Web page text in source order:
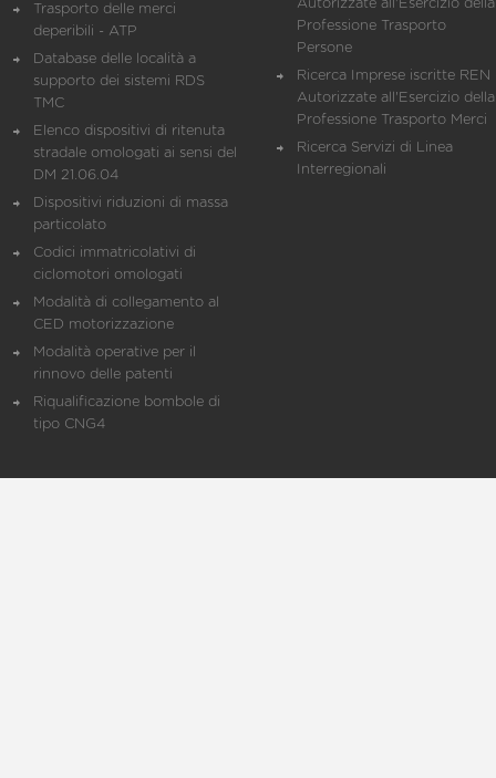
Trasporto delle merci
deperibili - ATP
Database delle località a
supporto dei sistemi RDS
TMC
Elenco dispositivi di ritenuta
stradale omologati ai sensi del
DM 21.06.04
Dispositivi riduzioni di massa
particolato
Codici immatricolativi di
ciclomotori omologati
Modalità di collegamento al
CED motorizzazione
Modalità operative per il
rinnovo delle patenti
Riqualificazione bombole di
tipo CNG4
Autorizzate all'Esercizio della
Professione Trasporto
Persone
Ricerca Imprese iscritte REN
Autorizzate all'Esercizio della
Professione Trasporto Merci
Ricerca Servizi di Linea
Interregionali